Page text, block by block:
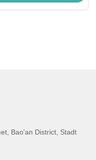
Bao'an District, Stadt